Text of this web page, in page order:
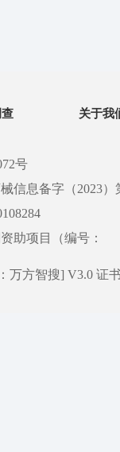
关于我
号
信息备字（2023）
助项目（编号：
万方智搜] V3.0 证